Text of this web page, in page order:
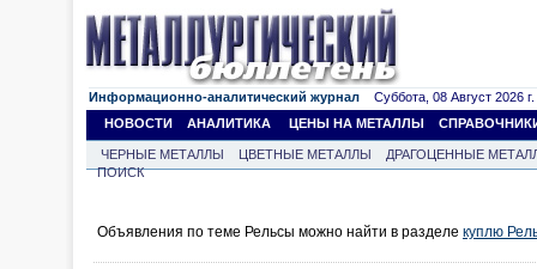
Информационно-аналитический журнал Суббота, 08 Август 2026 г.
НОВОСТИ
АНАЛИТИКА ЦЕНЫ НА МЕТАЛЛЫ
ЧЕРНЫЕ МЕТАЛЛЫ ЦВЕТНЫЕ МЕТАЛЛЫ
ДРАГОЦЕННЫЕ
ПОИСК
Объявления по теме Рельсы можно найти в разделе куплю